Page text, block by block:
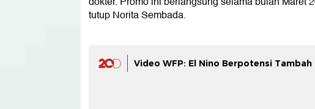
tutup Norita Sembada.
Video WFP: El Nino Berpotensi